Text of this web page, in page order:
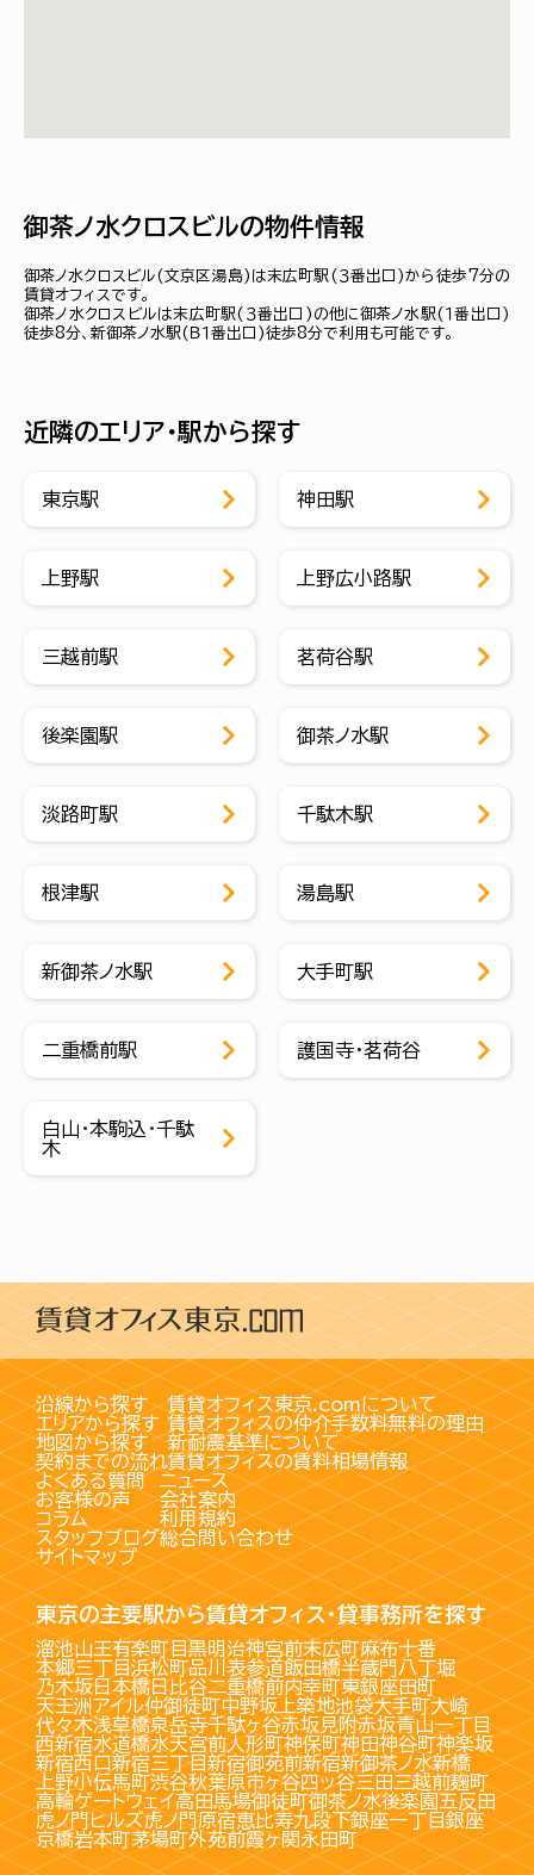
御茶ノ水クロスビルの物件情報
御茶ノ水クロスビル(文京区湯島)は末広町駅(３番出口)から徒歩7分の
賃貸オフィスです。
御茶ノ水クロスビルは末広町駅(３番出口)の他に御茶ノ水駅(１番出口)
徒歩8分、新御茶ノ水駅(Ｂ１番出口)徒歩8分で利用も可能です。
近隣のエリア・駅から探す
東京駅 神田駅
上野駅 上野広小路駅
三越前駅 茗荷谷駅
後楽園駅 御茶ノ水駅
淡路町駅 千駄木駅
根津駅 湯島駅
新御茶ノ水駅 大手町駅
二重橋前駅 護国寺・茗荷谷
白山・本駒込・千駄
木
沿線から探す
エリアから探す
地図から探す
契約までの流れ
賃貸オフィス東京.comについて
賃貸オフィスの仲介手数料無料の理由
新耐震基準について
賃貸オフィスの賃料相場情報
よくある質問
お客様の声
コラム
スタッフブログ
サイトマップ
ニュース
会社案内
利用規約
総合問い合わせ
東京の主要駅から賃貸オフィス・貸事務所を探す
溜池山王有楽町目黒明治神宮前末広町麻布十番
本郷三丁目浜松町品川 表参道飯田橋半蔵門八丁堀
乃木坂日本橋日比谷二重橋前内幸町東銀座田町
天王洲アイル仲御徒町中野坂上築地池袋大手町大崎
代々木浅草橋泉岳寺千駄ヶ谷赤坂見附赤坂青山一丁目
西新宿水道橋水天宮前人形町神保町神田神谷町神楽坂
新宿西口新宿三丁目新宿御苑前新宿新御茶ノ水新橋
上野小伝馬町渋谷秋葉原市ヶ谷四ッ谷三田三越前麹町
高輪ゲートウェイ高田馬場御徒町御茶ノ水後楽園五反田
虎ノ門ヒルズ虎ノ門原宿恵比寿九段下銀座一丁目銀座
京橋岩本町茅場町外苑前霞ヶ関永田町